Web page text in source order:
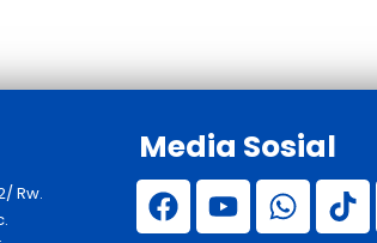
Rw.
Media Sosial